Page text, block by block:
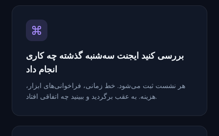
بررسی کنید ایجنت سه‌شنبه گذشته چه کاری
انجام داد
هر نشست ثبت می‌شود. خط زمانی، فراخوانی‌های ابزار،
هزینه. به عقب برگردید و ببینید چه اتفاقی افتاد.